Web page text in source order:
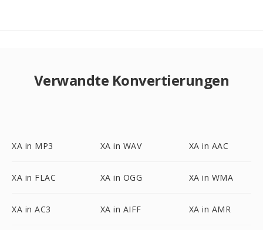
Verwandte Konvertierungen
XA in MP3 XA in WAV XA in AAC
XA in FLAC XA in OGG XA in WMA
XA in AC3 XA in AIFF XA in AMR